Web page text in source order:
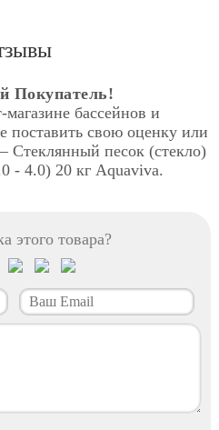
Покупатель!
бассейнов и
поставить свою оценку или
Стеклянный песок (стекло)
- 4.0) 20 кг Aquaviva.
этого товара?